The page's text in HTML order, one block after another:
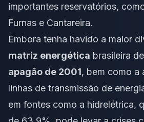
importantes reservatórios,
Furnas e Cantareira.
Embora tenha havido a maior
matriz energética brasileira
apagão de 2001, bem como a
linhas de transmissão de
em fontes como a hidrelétrica,